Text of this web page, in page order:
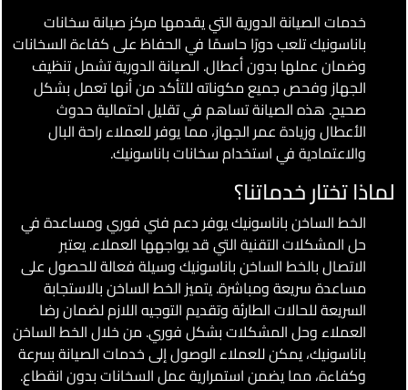
خدمات الصيانة الدورية التي يقدمها مركز صيانة سخانات
باناسونيك تلعب دورًا حاسمًا في الحفاظ على كفاءة السخانات
وضمان عملها بدون أعطال. الصيانة الدورية تشمل تنظيف
الجهاز وفحص جميع مكوناته للتأكد من أنها تعمل بشكل
صحيح. هذه الصيانة تساهم في تقليل احتمالية حدوث
الأعطال وزيادة عمر الجهاز، مما يوفر للعملاء راحة البال
والاعتمادية في استخدام سخانات باناسونيك.
لماذا تختار خدماتنا؟
الخط الساخن باناسونيك يوفر دعم فني فوري ومساعدة في
حل المشكلات التقنية التي قد يواجهها العملاء. يعتبر
الاتصال بالخط الساخن باناسونيك وسيلة فعالة للحصول على
مساعدة سريعة ومباشرة. يتميز الخط الساخن بالاستجابة
السريعة للحالات الطارئة وتقديم التوجيه اللازم لضمان رضا
العملاء وحل المشكلات بشكل فوري. من خلال الخط الساخن
باناسونيك، يمكن للعملاء الوصول إلى خدمات الصيانة بسرعة
وكفاءة، مما يضمن استمرارية عمل السخانات بدون انقطاع.